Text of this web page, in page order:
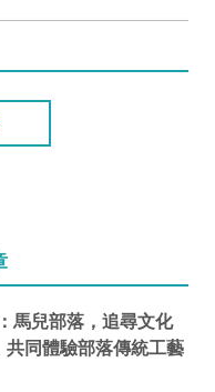
馬兒部落，追尋文化
同體驗部落傳統工藝